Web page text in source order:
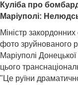
Куліба про
Маріуполі:
Міністр
фото зруйнованого
Маріуполі
цього
"Це руїни